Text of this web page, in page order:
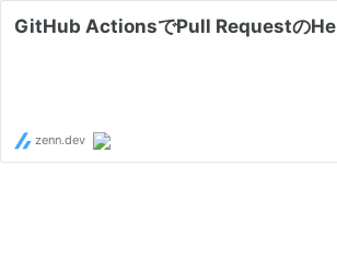
GitHub ActionsでPull Requestの
zenn.dev